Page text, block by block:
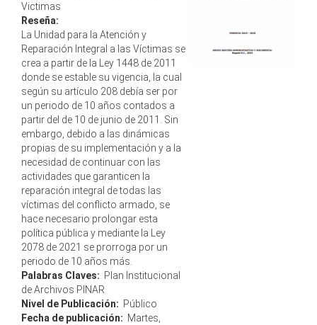
Victimas
Reseña:
La Unidad para la Atención y
Reparación Integral a las Víctimas se
crea a partir de la Ley 1448 de 2011
donde se estable su vigencia, la cual
según su artículo 208 debía ser por
un periodo de 10 años contados a
partir del de 10 de junio de 2011. Sin
embargo, debido a las dinámicas
propias de su implementación y a la
necesidad de continuar con las
actividades que garanticen la
reparación integral de todas las
víctimas del conflicto armado, se
hace necesario prolongar esta
política pública y mediante la Ley
2078 de 2021 se prorroga por un
periodo de 10 años más.
Palabras Claves: Plan Institucional
de Archivos PINAR
Nivel de Publicación: Público
Fecha de publicación: Martes,